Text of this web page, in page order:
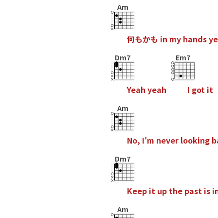
Am
何もかも in my handsye
Dm7
Yeah yeah
Em7
I got it
Am
No, I'm never looking b
Dm7
Keep it up the past is i
Am